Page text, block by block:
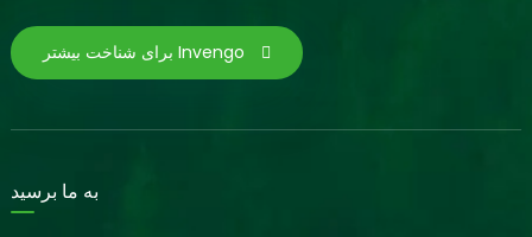
برای شناخت بیشتر Invengo
به ما برسید